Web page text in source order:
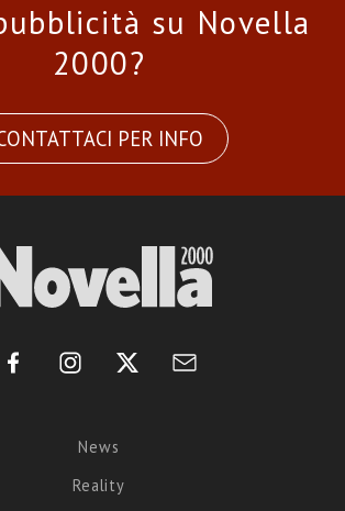
su Novella
2000?
PER INFO
News
Reality